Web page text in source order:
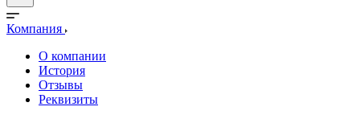
Компания
О компании
История
Отзывы
Реквизиты